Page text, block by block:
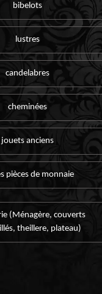
bibelots
lustres
candelabres
cheminées
jouets anciens
pièces de monnaie
(Ménagère, couverts
theillere, plateau)